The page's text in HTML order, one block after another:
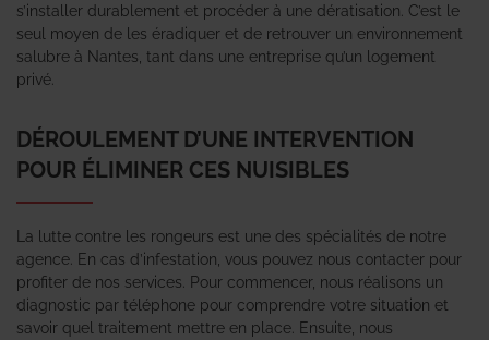
s’installer durablement et procéder à une dératisation. C’est le
seul moyen de les éradiquer et de retrouver un environnement
salubre à Nantes, tant dans une entreprise qu’un logement
privé.
DÉROULEMENT D’UNE INTERVENTION
POUR ÉLIMINER CES NUISIBLES
La lutte contre les rongeurs est une des spécialités de notre
agence. En cas d’infestation, vous pouvez nous contacter pour
profiter de nos services. Pour commencer, nous réalisons un
diagnostic par téléphone pour comprendre votre situation et
savoir quel traitement mettre en place. Ensuite, nous